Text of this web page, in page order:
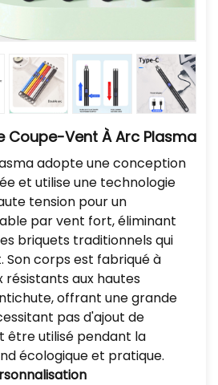
Coupe-Vent À Arc Plasma
adopte une conception
et utilise une technologie
tension pour un
par vent fort, éliminant
briquets traditionnels qui
Son corps est fabriqué à
aux hautes
offrant une grande
pas d'ajout de
être utilisé pendant la
écologique et pratique.